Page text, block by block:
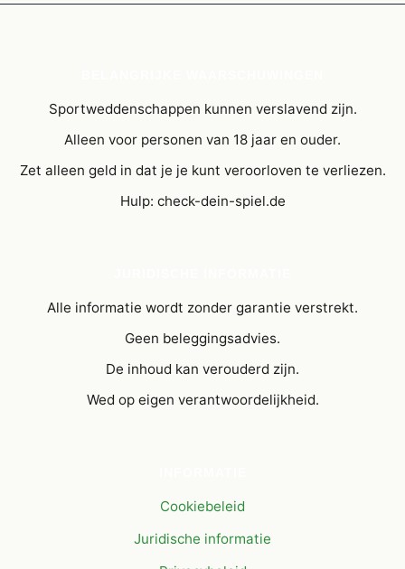
Sportweddenschappen kunnen verslavend zijn.
Alleen voor personen van 18 jaar en ouder.
Zet alleen geld in dat je je kunt veroorloven te verliezen.
Hulp: check-dein-spiel.de
Alle informatie wordt zonder garantie verstrekt.
Geen beleggingsadvies.
De inhoud kan verouderd zijn.
Wed op eigen verantwoordelijkheid.
Cookiebeleid
Juridische informatie